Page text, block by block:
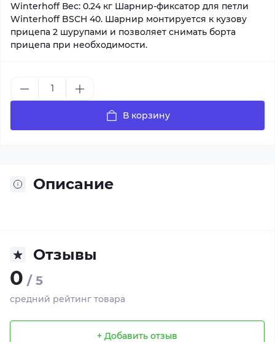
Winterhoff Вес: 0.24 кг Шарнир-фиксатор для петли
Winterhoff BSCH 40. Шарнир монтируется к кузову
прицепа 2 шурупами и позволяет снимать борта
прицепа при необходимости.
В корзину
Описание
Отзывы
0 / 5
средний рейтинг товара
+ Добавить отзыв